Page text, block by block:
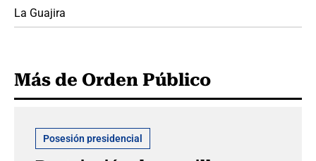
La Guajira
Más de Orden Público
Posesión presidencial